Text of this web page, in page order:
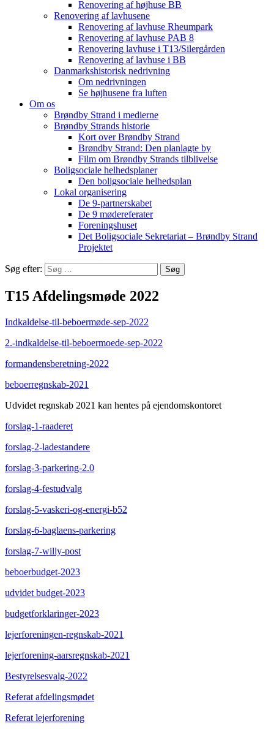
Renovering af højhuse BB
Renovering af lavhusene
Renovering af lavhuse Rheumpark
Renovering af lavhuse PAB 8
Renovering lavhuse i T13/Silergården
Renovering af lavhuse i BB
Danmarkshistorisk nedrivning
Om nedrivningen
Se højhusene fra luften
Om os
Brøndby Strand i medierne
Brøndby Strands historie
Kort over Brøndby Strand
Brøndby Strand: Den planlagte by
Film om Brøndby Strands tilblivelse
Boligsociale helhedsplaner
Den boligsociale helhedsplan
Lokal organisering
De 9-partnerskabet
De 9 mødereferater
Foreningshuset
Det Boligsociale Sekretariat – Brøndby Strand
Projektet
Søg efter:
T15 Afdelingsmøde 2022
Indkaldelse-til-beboermøde-sep-2022
2.-indkaldelse-til-beboermoede-sep-2022
formandensberetning-2022
beboerregnskab-2021
Udvidet regnskab 2021 kan hentes på ejendomskontoret
forslag-1-raaderet
forslag-2-ladestandere
forslag-3-parkering-2.0
forslag-4-festudvalg
forslag-5-vaskeri-og-energi-b52
forslag-6-baglaens-parkering
forslag-7-willy-post
beboerbudget-2023
udvidet budget-2023
budgetforklaringer-2023
lejerforeningen-regnskab-2021
lejerforening-aarsregnskab-2021
Bestyrelsesvalg-2022
Referat afdelingsmødet
Referat lejerforening